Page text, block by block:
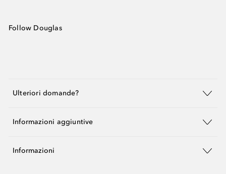
Follow Douglas
Ulteriori domande?
Informazioni aggiuntive
Informazioni